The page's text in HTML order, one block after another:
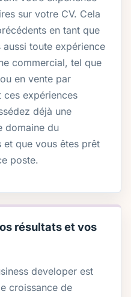
sur votre CV. Cela
en tant que
toute expérience
commercial, tel que
en vente par
ces expériences
déjà une
domaine du
et que vous êtes prêt
poste.
résultats et vos
developer est
croissance de